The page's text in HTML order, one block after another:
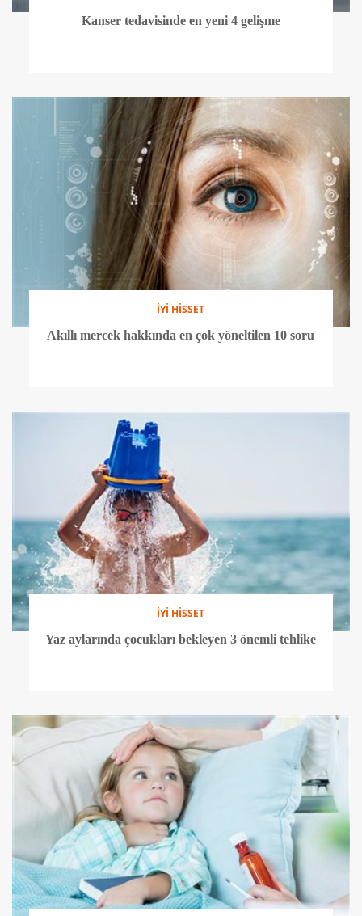
Kanser tedavisinde en yeni 4 gelişme
İYİ HİSSET
Akıllı mercek hakkında en çok yöneltilen 10 soru
İYİ HİSSET
Yaz aylarında çocukları bekleyen 3 önemli tehlike